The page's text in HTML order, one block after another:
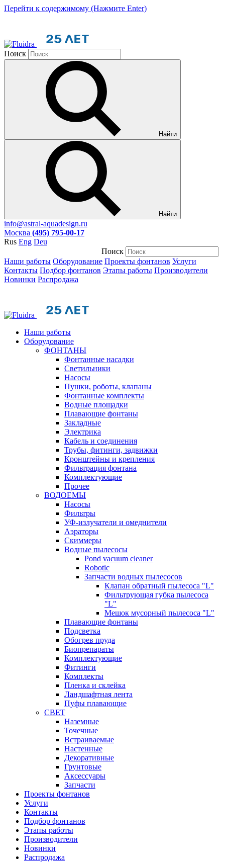
Перейти к содержимому (Нажмите Enter)
Поиск
Найти
Найти
info@astral-aquadesign.ru
Москва (495) 795-00-17
Rus Eng Deu
Поиск
Наши работы Оборудование Проекты фонтанов Услуги
Контакты Подбор фонтанов Этапы работы Производители
Новинки Распродажа
Наши работы
Оборудование
ФОНТАНЫ
Фонтанные насадки
Cветильники
Насосы
Пушки, роботы, клапаны
Фонтанные комплекты
Водные площадки
Плавающие фонтаны
Закладные
Электрика
Кабель и соединения
Трубы, фитинги, задвижки
Кронштейны и крепления
Фильтрация фонтана
Комплектующие
Прочее
ВОДОЕМЫ
Насосы
Фильтры
УФ-излучатели и омеднители
Аэраторы
Cкиммеры
Водные пылесосы
Pond vacuum cleaner
Robotic
Запчасти водных пылесосов
Клапан обратный пылесоса "L"
Фильтрующая губка пылесоса
"L"
Мешок мусорный пылесоса "L"
Плавающие фонтаны
Подсветка
Обогрев пруда
Биопрепараты
Комплектующие
Фитинги
Комплекты
Пленка и склейка
Ландшафтная лента
Пуфы плавающие
СВЕТ
Наземные
Точечные
Встраиваемые
Настенные
Декоративные
Грунтовые
Аксессуары
Запчасти
Проекты фонтанов
Услуги
Контакты
Подбор фонтанов
Этапы работы
Производители
Новинки
Распродажа